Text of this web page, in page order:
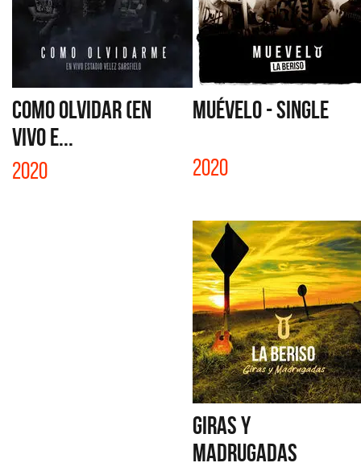
COMO OLVIDAR (EN
VIVO E...
2020
MUÉVELO - SINGLE
2020
GIRAS Y
MADRUGADAS